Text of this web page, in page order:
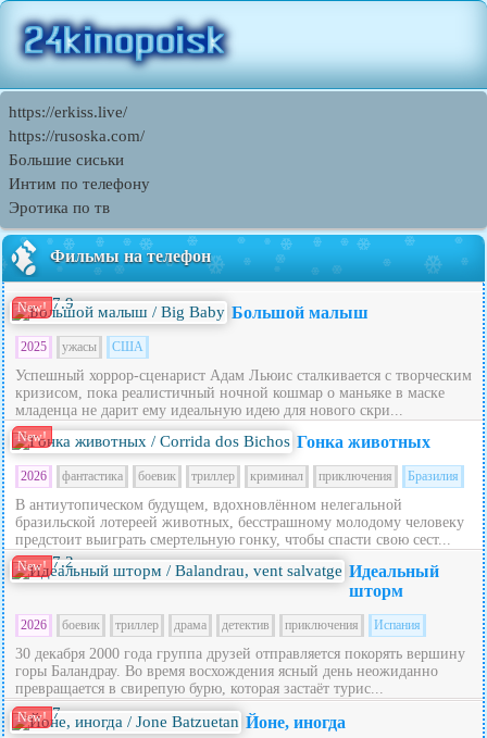
https://erkiss.live/
https://rusoska.com/
Большие сиськи
Интим по телефону
Эротика по тв
Фильмы на телефон
New! 7.9 Большой малыш
2025 ужасы США
Успешный хоррор-сценарист Адам Льюис сталкивается с творческим
кризисом, пока реалистичный ночной кошмар о маньяке в маске
младенца не дарит ему идеальную идею для нового скри...
New! Гонка животных
2026 фантастика боевик триллер криминал приключения Бразилия
В антиутопическом будущем, вдохновлённом нелегальной
бразильской лотереей животных, бесстрашному молодому человеку
предстоит выиграть смертельную гонку, чтобы спасти свою сест...
New! 7.2
Идеальный
шторм
2026 боевик триллер драма детектив приключения Испания
30 декабря 2000 года группа друзей отправляется покорять вершину
горы Баландрау. Во время восхождения ясный день неожиданно
превращается в свирепую бурю, которая застаёт турис...
New! 7 Йоне, иногда